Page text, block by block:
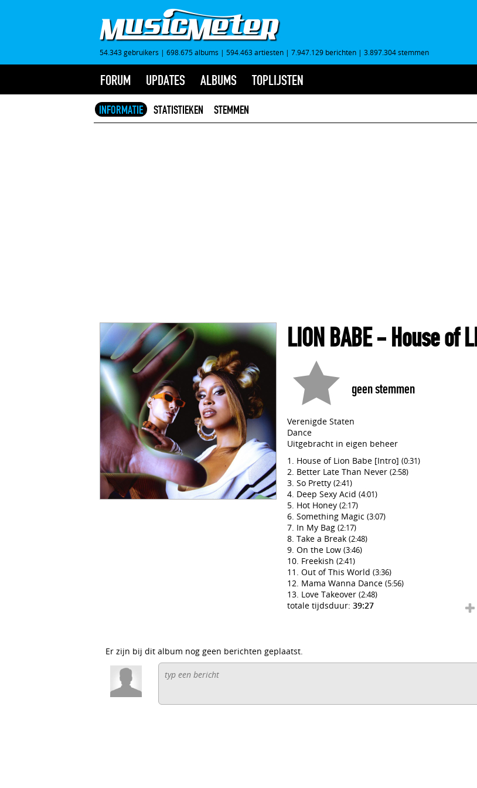
54.343 gebruikers | 698.675 albums | 594.463 artiesten | 7.947.129 berichten | 3.897.304 stemmen
FORUM UPDATES ALBUMS TOPLIJSTEN
INFORMATIE STATISTIEKEN STEMMEN
LION BABE- House of
geen stemmen
Verenigde Staten
Dance
Uitgebracht in eigen beheer
House of Lion Babe [Intro] (0:31)
Better Late Than Never (2:58)
So Pretty (2:41)
Deep Sexy Acid (4:01)
Hot Honey (2:17)
Something Magic (3:07)
In My Bag (2:17)
Take a Break (2:48)
On the Low (3:46)
Freekish (2:41)
Out of This World (3:36)
Mama Wanna Dance (5:56)
Love Takeover (2:48)
totale tijdsduur: 39:27
Er zijn bij dit album nog geen berichten geplaatst.